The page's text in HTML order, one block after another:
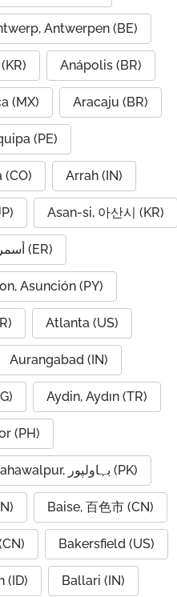
Antwerpen (BE)
Anápolis (BR)
(MX) Aracaju (BR)
(PE)
(CO) Arrah (IN)
Asan-si, 아산시 (KR)
Asmara, ኣስመራ أسمرة (ER)
Asunción (PY)
Atlanta (US)
Aurangabad (IN)
Aydin, Aydın (TR)
(PH)
Bahawalpur, بہاولپور (PK)
Baise, 百色市 (CN)
Bakersfield (US)
(ID) Ballari (IN)